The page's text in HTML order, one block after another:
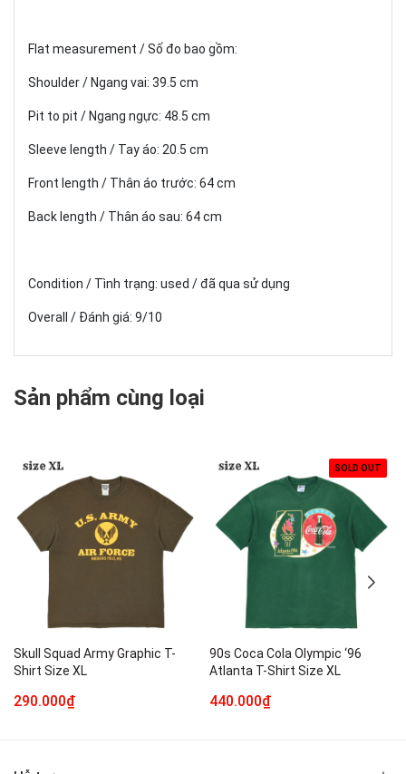
Flat measurement / Số đo bao gồm:
Shoulder / Ngang vai: 39.5 cm
Pit to pit / Ngang ngực: 48.5 cm
Sleeve length / Tay áo: 20.5 cm
Front length / Thân áo trước: 64 cm
Back length / Thân áo sau: 64 cm
Condition / Tình trạng: used / đã qua sử dụng
Overall / Đánh giá: 9/10
Sản phẩm cùng loại
Skull Squad Army Graphic T-
Shirt Size XL
290.000₫
SOLD OUT
90s Coca Cola Olympic ‘96
Atlanta T-Shirt Size XL
440.000₫